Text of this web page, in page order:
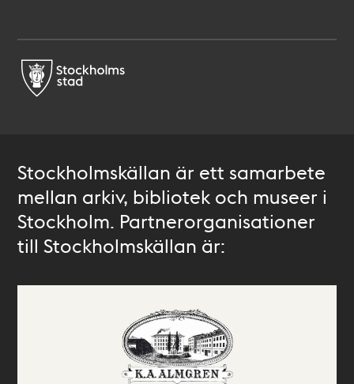
Stockholmskällan är ett samarbete
mellan arkiv, bibliotek och museer i
Stockholm. Partnerorganisationer
till Stockholmskällan är: